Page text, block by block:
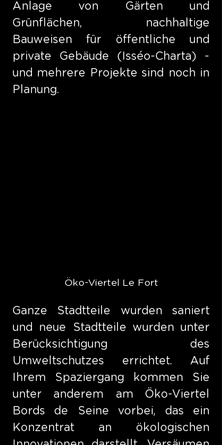
Anlage von Gärten und
Grünflächen, nachhaltige
Bauweisen für öffentliche und
private Gebäude (Isséo-Charta) -
und mehrere Projekte sind noch in
Planung.
Öko-Viertel Le Fort
Ganze Stadtteile wurden saniert
und neue Stadtteile wurden unter
Berücksichtigung des
Umweltschutzes errichtet. Auf
Ihrem Spaziergang kommen Sie
unter anderem am Öko-Viertel
Bords de Seine vorbei, das ein
Konzentrat an ökologischen